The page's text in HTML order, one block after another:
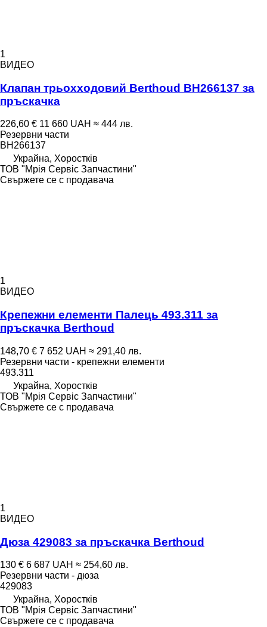
1
ВИДЕО
Клапан трьохходовий Berthoud BH266137 за
пръскачка
226,60 € 11 660 UAH ≈ 444 лв.
Резервни части
BH266137
Украйна, Хоростків
ТОВ "Мрія Сервіс Запчастини"
Свържете се с продавача
1
ВИДЕО
Крепежни елементи Палець 493.311 за
пръскачка Berthoud
148,70 € 7 652 UAH ≈ 291,40 лв.
Резервни части - крепежни елементи
493.311
Украйна, Хоростків
ТОВ "Мрія Сервіс Запчастини"
Свържете се с продавача
1
ВИДЕО
Дюза 429083 за пръскачка Berthoud
130 € 6 687 UAH ≈ 254,60 лв.
Резервни части - дюза
429083
Украйна, Хоростків
ТОВ "Мрія Сервіс Запчастини"
Свържете се с продавача